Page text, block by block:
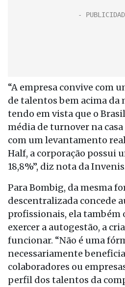
“A empresa convive com
de talentos bem acima da
tendo em vista que o
média de turnover na casa
com um levantamento
Half, a corporação possui
18,8%”, diz nota da
Para Bombig, da mesma
descentralizada concede
profissionais, ela também
exercer a autogestão, a
funcionar. “Não é uma
necessariamente
colaboradores ou
perfil dos talentos da